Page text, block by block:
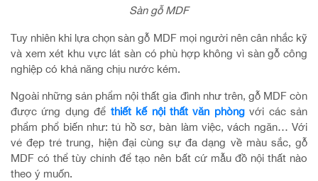
Sàn gỗ MDF
Tuy nhiên khi lựa chọn sàn gỗ MDF mọi người nên cân nhắc kỹ
và xem xét khu vực lát sàn có phù hợp không vì sàn gỗ công
nghiệp có khả năng chịu nước kém.
Ngoài những sản phẩm nội thất gia đình như trên, gỗ MDF còn
được ứng dụng để thiết kế nội thất văn phòngvới các sản
phẩm phổ biến như: tủ hồ sơ, bàn làm việc, vách ngăn… Với
vẻ đẹp trẻ trung, hiện đại cùng sự đa dạng về màu sắc, gỗ
MDF có thể tùy chỉnh để tạo nên bất cứ mẫu đồ nội thất nào
theo ý muốn.